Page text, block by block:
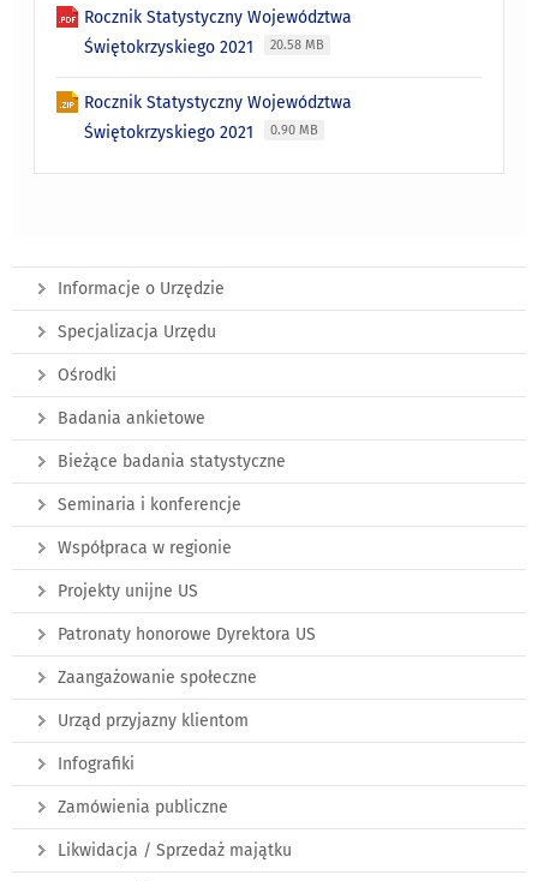
Rocznik Statystyczny Województwa
Świętokrzyskiego 2021
20.58 MB
Rocznik Statystyczny Województwa
Świętokrzyskiego 2021
0.90 MB
Informacje o Urzędzie
Specjalizacja Urzędu
Ośrodki
Badania ankietowe
Bieżące badania statystyczne
Seminaria i konferencje
Współpraca w regionie
Projekty unijne US
Patronaty honorowe Dyrektora US
Zaangażowanie społeczne
Urząd przyjazny klientom
Infografiki
Zamówienia publiczne
Likwidacja / Sprzedaż majątku